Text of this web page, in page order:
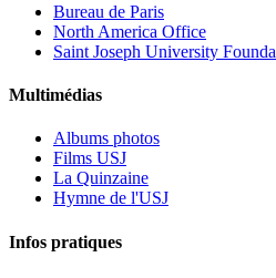
Bureau de Paris
North America Office
Saint Joseph University
Multimédias
Albums photos
Films USJ
La Quinzaine
Hymne de l'USJ
Infos pratiques